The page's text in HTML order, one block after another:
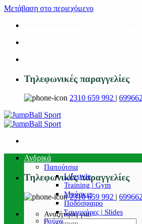
Μετάβαση στο περιεχόμενο
Τηλεφωνικές παραγγελίες
2310 659 992 |
Τηλεφωνικές παραγγελίες
2310 659 992 |
Αναζήτηση για:
Ανδρικά
Παπούτσια
Lifestyle
Training | Gym
Μπάσκετ
Ποδόσφαιρο
Σαγιονάρες | Slides
Ρούχα